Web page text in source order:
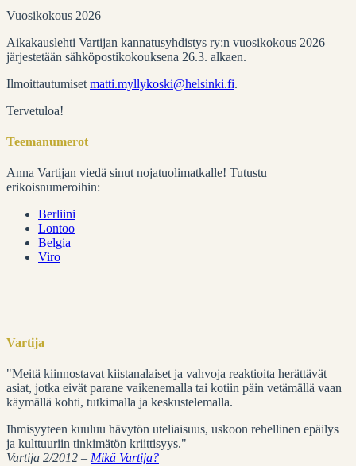
Vuosikokous 2026
Aikakauslehti Vartijan kannatusyhdistys ry:n vuosikokous 2026
järjestetään sähköpostikokouksena 26.3. alkaen.
Ilmoittautumiset matti.myllykoski@helsinki.fi.
Tervetuloa!
Teemanumerot
Anna Vartijan viedä sinut nojatuolimatkalle! Tutustu
erikoisnumeroihin:
Berliini
Lontoo
Belgia
Viro
Vartija
"Meitä kiinnostavat kiistanalaiset ja vahvoja reaktioita herättävät
asiat, jotka eivät parane vaikenemalla tai kotiin päin vetämällä vaan
käymällä kohti, tutkimalla ja keskustelemalla.
Ihmisyyteen kuuluu hävytön uteliaisuus, uskoon rehellinen epäilys
ja kulttuuriin tinkimätön kriittisyys."
Vartija 2/2012 – Mikä Vartija?